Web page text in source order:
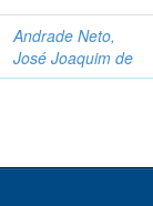
Andrade Neto,
José Joaquim de